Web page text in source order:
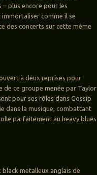
– plus encore pour les
comme il se
des concerts sur cette même
à deux reprises pour
de ce groupe menée par Taylor
pour ses rôles dans Gossip
dans la musique, combattant
parfaitement au heavy blues
metalleux anglais de